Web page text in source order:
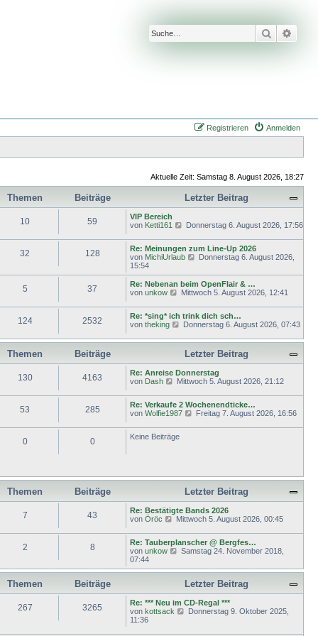
Suche
Anmelden
Registrieren
Aktuelle Zeit: Samstag 8. August 2026, 18:27
Themen Beiträge
Letzter Beitrag
10 59
VIP Bereich
von Ketti161
N
u
e
s
e
r
B
i
t
r
g
Donnerstag 6. August 2026, 17:56
32 128
Re: Meinungen zum Line-Up 2026
von MichiUrlaub
N
u
e
s
e
r
B
i
t
r
a
g
Donnerstag 6. August 2026,
15:54
5 37
Re: Nebenan beim OpenFlair & …
von unkow
N
u
e
s
e
e
i
t
r
a
g
Mittwoch 5. August 2026, 12:41
124 2532
Re: *sing* ich trink dich sch…
von theking
N
u
t
e
r
e
i
t
r
Donnerstag 6. August 2026, 07:43
Themen Beiträge
Letzter Beitrag
130 4163
Re: Anreise Donnerstag
von Dash
N
u
e
s
r
r
g
Mittwoch 5. August 2026, 21:12
53 285
Re: Verkaufe 2 Wochenendticke…
von Wolfie1987
N
u
B
e
i
r
a
g
Freitag 7. August 2026, 16:56
0 0 Keine Beiträge
Themen Beiträge
Letzter Beitrag
7 43
Re: Bestätigte Bands 2026
von Öröc
N
u
e
s
e
e
i
t
Mittwoch 5. August 2026, 00:45
2 8
Re: Tauberplanscher @ Bergfes…
von unkow
N
u
e
t
e
r
Samstag 24. November 2018,
07:44
Themen Beiträge
Letzter Beitrag
267 3265
Re: *** Neu im CD-Regal ***
von kottsack
NDonnerstag 9. Oktober 2025,
11:36